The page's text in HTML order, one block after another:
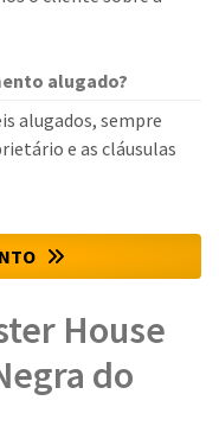
alugado?
alugados, sempre
e as cláusulas
House
do